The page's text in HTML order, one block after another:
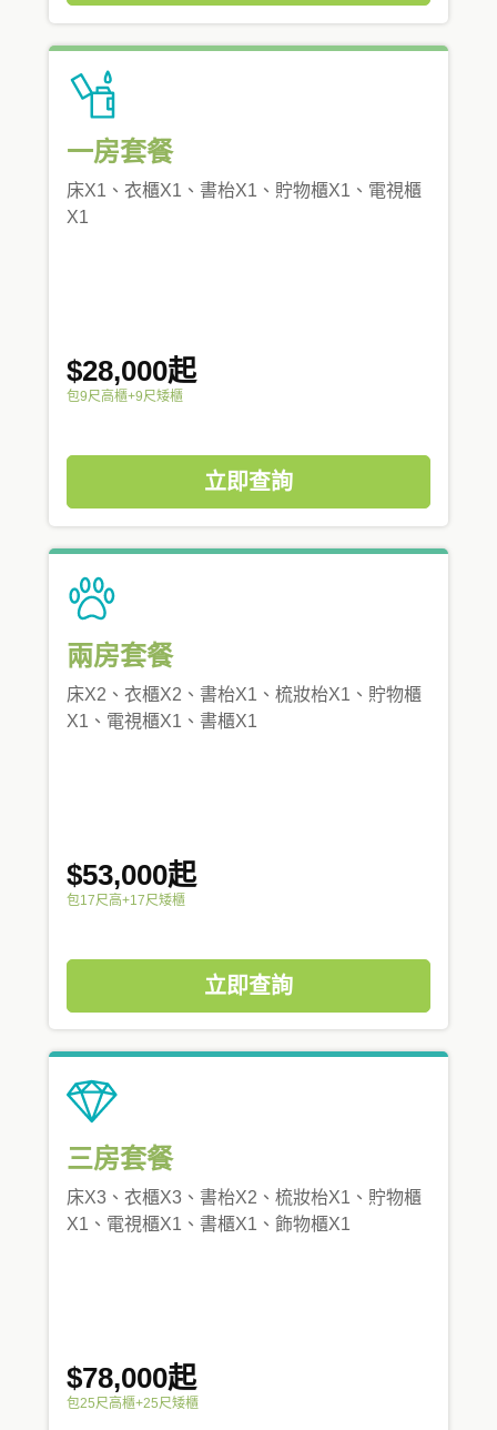
一房套餐
床X1、衣櫃X1、書枱X1、貯物櫃X1、電視櫃
X1
$28,000起
包9尺高櫃+9尺矮櫃
立即查詢
兩房套餐
床X2、衣櫃X2、書枱X1、梳妝枱X1、貯物櫃
X1、電視櫃X1、書櫃X1
$53,000起
包17尺高+17尺矮櫃
立即查詢
三房套餐
床X3、衣櫃X3、書枱X2、梳妝枱X1、貯物櫃
X1、電視櫃X1、書櫃X1、飾物櫃X1
$78,000起
包25尺高櫃+25尺矮櫃